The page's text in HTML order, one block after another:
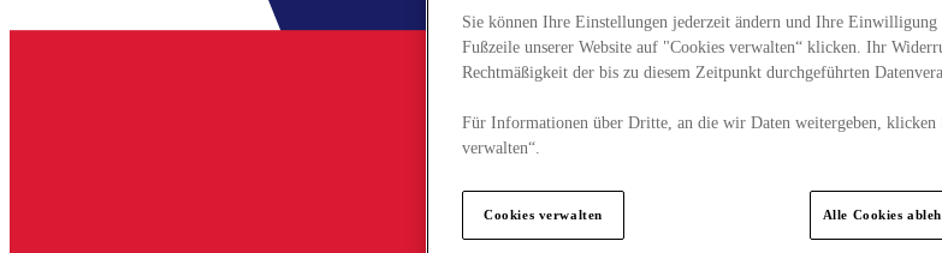
Sie können Ihre Einstellungen jederzeit ändern und Ihre
Fußzeile unserer Website auf "Cookies verwalten“ klicken. Ihr
Rechtmäßigkeit der bis zu diesem Zeitpunkt durchgeführten
Für Informationen über Dritte, an die wir Daten weitergeben, klicken
verwalten“.
Cookies verwalten Alle Cookies